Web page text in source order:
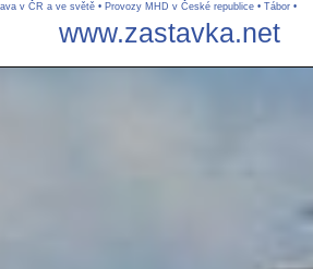
v ČR a ve světě • Provozy MHD v České republice • Tábor •
www.zastavka.net